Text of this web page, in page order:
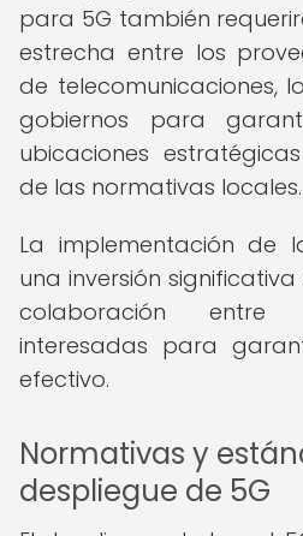
para 5G también
estrecha entre los
de telecomunicaciones,
gobiernos para
ubicaciones
de las normativas locales.
La implementación de
una inversión
colaboración entre
interesadas para
efectivo.
Normativas y
despliegue de 5G